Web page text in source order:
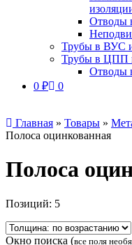
Отводы
Трубы в ВУС
Трубы в ЦПП
Отводы
0 ₽ 0
Главная » Товары »
Полоса оцинкованная
Полоса
Позиций: 5
Окно поиска (все поля